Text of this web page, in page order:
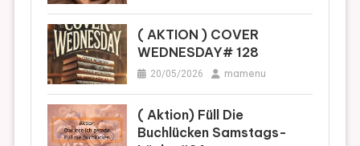
( AKTION ) COVER
WEDNESDAY# 128
20/05/2026 mamenu
( Aktion) Füll Die
Buchlücken Samstags-